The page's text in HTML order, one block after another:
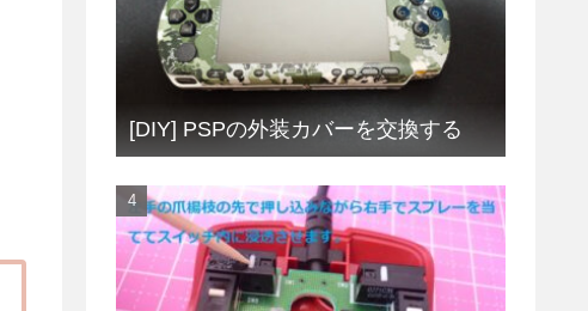
[DIY] PSPの外装カバーを交換する